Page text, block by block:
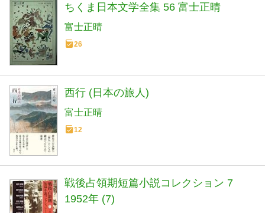
ちくま日本文学全集 56 富士正晴
富士正晴
26
西行 (日本の旅人)
富士正晴
12
戦後占領期短篇小説コレクション 7
1952年 (7)